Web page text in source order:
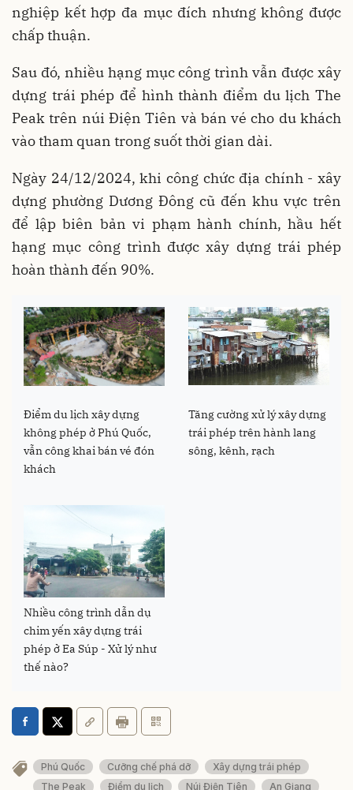
nghiệp kết hợp đa mục đích nhưng không được
chấp thuận.
Sau đó, nhiều hạng mục công trình vẫn được xây
dựng trái phép để hình thành điểm du lịch The
Peak trên núi Điện Tiên và bán vé cho du khách
vào tham quan trong suốt thời gian dài.
Ngày 24/12/2024, khi công chức địa chính - xây
dựng phường Dương Đông cũ đến khu vực trên
để lập biên bản vi phạm hành chính, hầu hết
hạng mục công trình được xây dựng trái phép
hoàn thành đến 90%.
Điểm du lịch xây dựng
không phép ở Phú Quốc,
vẫn công khai bán vé đón
khách
Tăng cường xử lý xây dựng
trái phép trên hành lang
sông, kênh, rạch
Nhiều công trình dẫn dụ
chim yến xây dựng trái
phép ở Ea Súp - Xử lý như
thế nào?
Phú Quốc Cưỡng chế phá dỡ
Xây dựng trái phép
The Peak
Điểm du lịch Núi Điện Tiên An Giang